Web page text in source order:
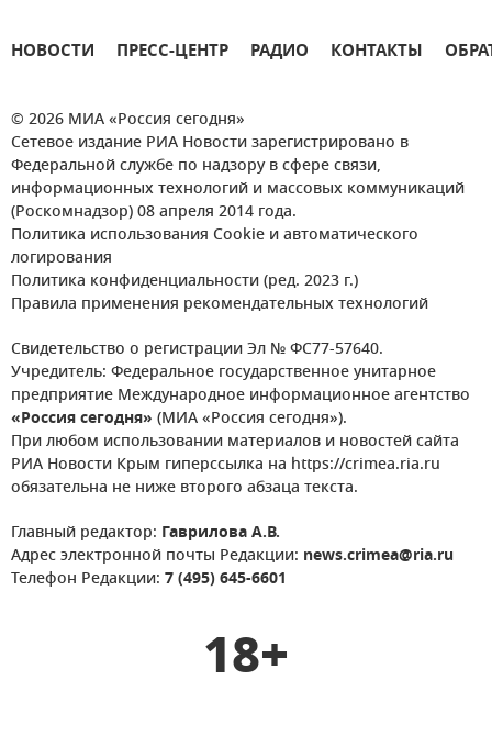
НОВОСТИ ПРЕСС-ЦЕНТР РАДИО КОНТАКТЫ
© 2026 МИА «Россия сегодня»
Сетевое издание РИА Новости зарегистрировано в
Федеральной службе по надзору в сфере связи,
информационных технологий и массовых коммуникаций
(Роскомнадзор) 08 апреля 2014 года.
Политика использования Cookie и автоматического
логирования
Политика конфиденциальности (ред. 2023 г.)
Правила применения рекомендательных технологий
Свидетельство о регистрации Эл № ФС77-57640.
Учредитель: Федеральное государственное унитарное
предприятие Международное информационное агентство
«Россия сегодня» (МИА «Россия сегодня»).
При любом использовании материалов и новостей сайта
РИА Новости Крым гиперссылка на https://crimea.ria.ru
обязательна не ниже второго абзаца текста.
Главный редактор: Гаврилова А.В.
Адрес электронной почты Редакции: news.crimea@ria.ru
Телефон Редакции: 7 (495) 645-6601
18+